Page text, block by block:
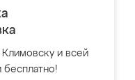
и всей
бесплатно!